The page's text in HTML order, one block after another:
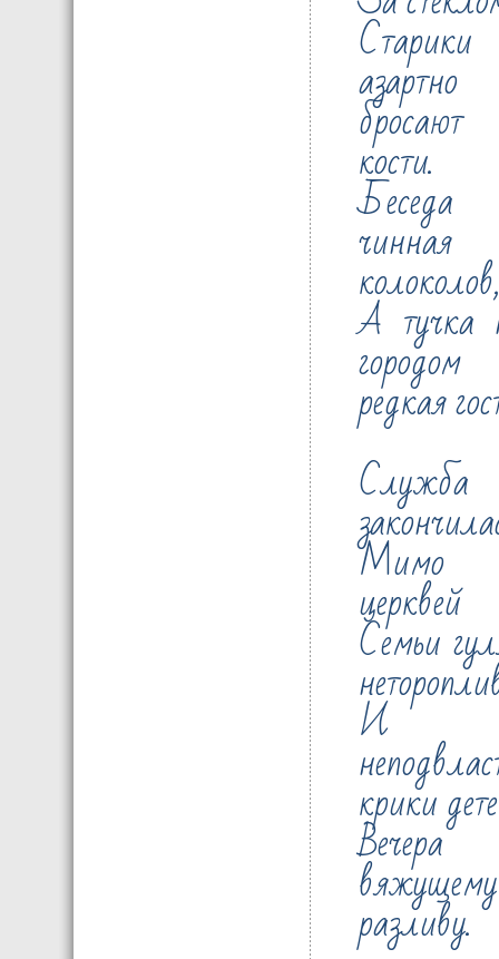
Старики
азартно
бросают
кости.
Беседа
чинная
колоколов,
А тучка
редкая
Служба
Мимо
церквей
Семьи
И
крики
Вечера
вяжущему
разливу.